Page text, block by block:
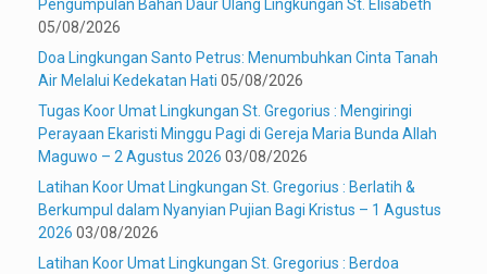
Pengumpulan Bahan Daur Ulang Lingkungan St. Elisabeth
05/08/2026
Doa Lingkungan Santo Petrus: Menumbuhkan Cinta Tanah
Air Melalui Kedekatan Hati 05/08/2026
Tugas Koor Umat Lingkungan St. Gregorius : Mengiringi
Perayaan Ekaristi Minggu Pagi di Gereja Maria Bunda Allah
Maguwo – 2 Agustus 2026 03/08/2026
Latihan Koor Umat Lingkungan St. Gregorius : Berlatih &
Berkumpul dalam Nyanyian Pujian Bagi Kristus – 1 Agustus
2026 03/08/2026
Latihan Koor Umat Lingkungan St. Gregorius : Berdoa